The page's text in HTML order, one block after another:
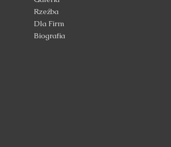
Rzeźba
Dla Firm
Biografia